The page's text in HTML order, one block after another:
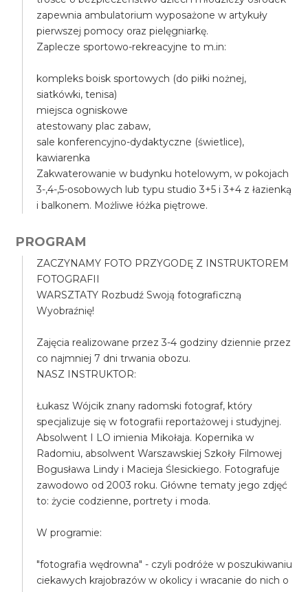
zapewnia ambulatorium wyposażone w artykuły
pierwszej pomocy oraz pielęgniarkę.
Zaplecze sportowo-rekreacyjne to m.in:
kompleks boisk sportowych (do piłki nożnej,
siatkówki, tenisa)
miejsca ogniskowe
atestowany plac zabaw,
sale konferencyjno-dydaktyczne (świetlice),
kawiarenka
Zakwaterowanie w budynku hotelowym, w pokojach
3-,4-,5-osobowych lub typu studio 3+5 i 3+4 z łazienką
i balkonem. Możliwe łóżka piętrowe.
PROGRAM
ZACZYNAMY FOTO PRZYGODĘ Z INSTRUKTOREM
FOTOGRAFII
WARSZTATY Rozbudź Swoją fotograficzną
Wyobraźnię!
Zajęcia realizowane przez 3-4 godziny dziennie przez
co najmniej 7 dni trwania obozu.
NASZ INSTRUKTOR:
Łukasz Wójcik znany radomski fotograf, który
specjalizuje się w fotografii reportażowej i studyjnej.
Absolwent I LO imienia Mikołaja. Kopernika w
Radomiu, absolwent Warszawskiej Szkoły Filmowej
Bogusława Lindy i Macieja Ślesickiego. Fotografuje
zawodowo od 2003 roku. Główne tematy jego zdjęć
to: życie codzienne, portrety i moda.
W programie:
"fotografia wędrowna" - czyli podróże w poszukiwaniu
ciekawych krajobrazów w okolicy i wracanie do nich o